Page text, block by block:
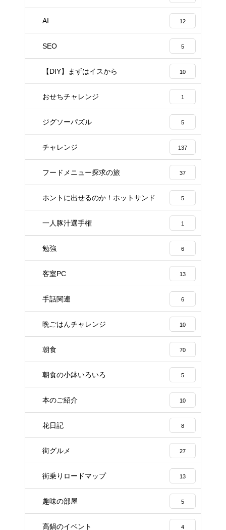
AI 12
SEO 5
【DIY】まずはイスから 10
おせちチャレンジ 1
ジグソーパズル 5
チャレンジ 137
フードメニュー探求の旅 37
ホントに出せるのか！ホットサンド 5
一人豚汁選手権 1
勉強 6
客室PC 13
手話関連 6
晩ごはんチャレンジ 10
朝食 70
朝食の小鉢いろいろ 5
本のご紹介 10
花日記 8
街グルメ 27
街乗りロードマップ 13
趣味の部屋 5
高鍋のイベント 4